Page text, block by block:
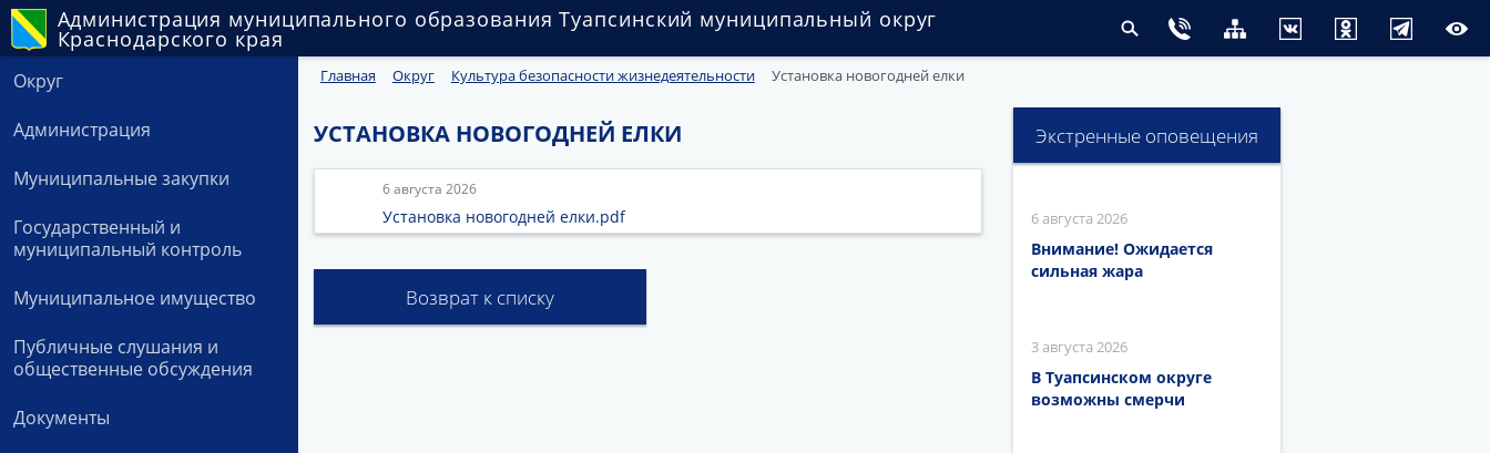
Администрация муниципального образования Туапсинский муниципальный округ
Краснодарского края
Округ
Администрация
Муниципальные закупки
Государственный и
муниципальный контроль
Муниципальное имущество
Публичные слушания и
общественные обсуждения
Документы
Главная Округ Культура безопасности жизнедеятельности Установка новогодней елки
УСТАНОВКА НОВОГОДНЕЙ ЕЛКИ
6 августа 2026
Установка новогодней елки.pdf
Возврат к списку
Экстренные оповещения
6 августа 2026
Внимание! Ожидается
сильная жара
3 августа 2026
В Туапсинском округе
возможны смерчи